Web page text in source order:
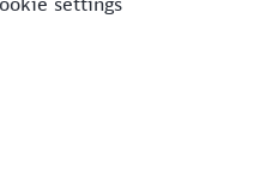
00:28